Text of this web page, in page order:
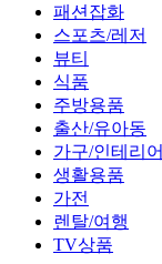
패션잡화
스포츠/레저
뷰티
식품
주방용품
출산/유아동
가구/인테리어
생활용품
가전
렌탈/여행
TV상품